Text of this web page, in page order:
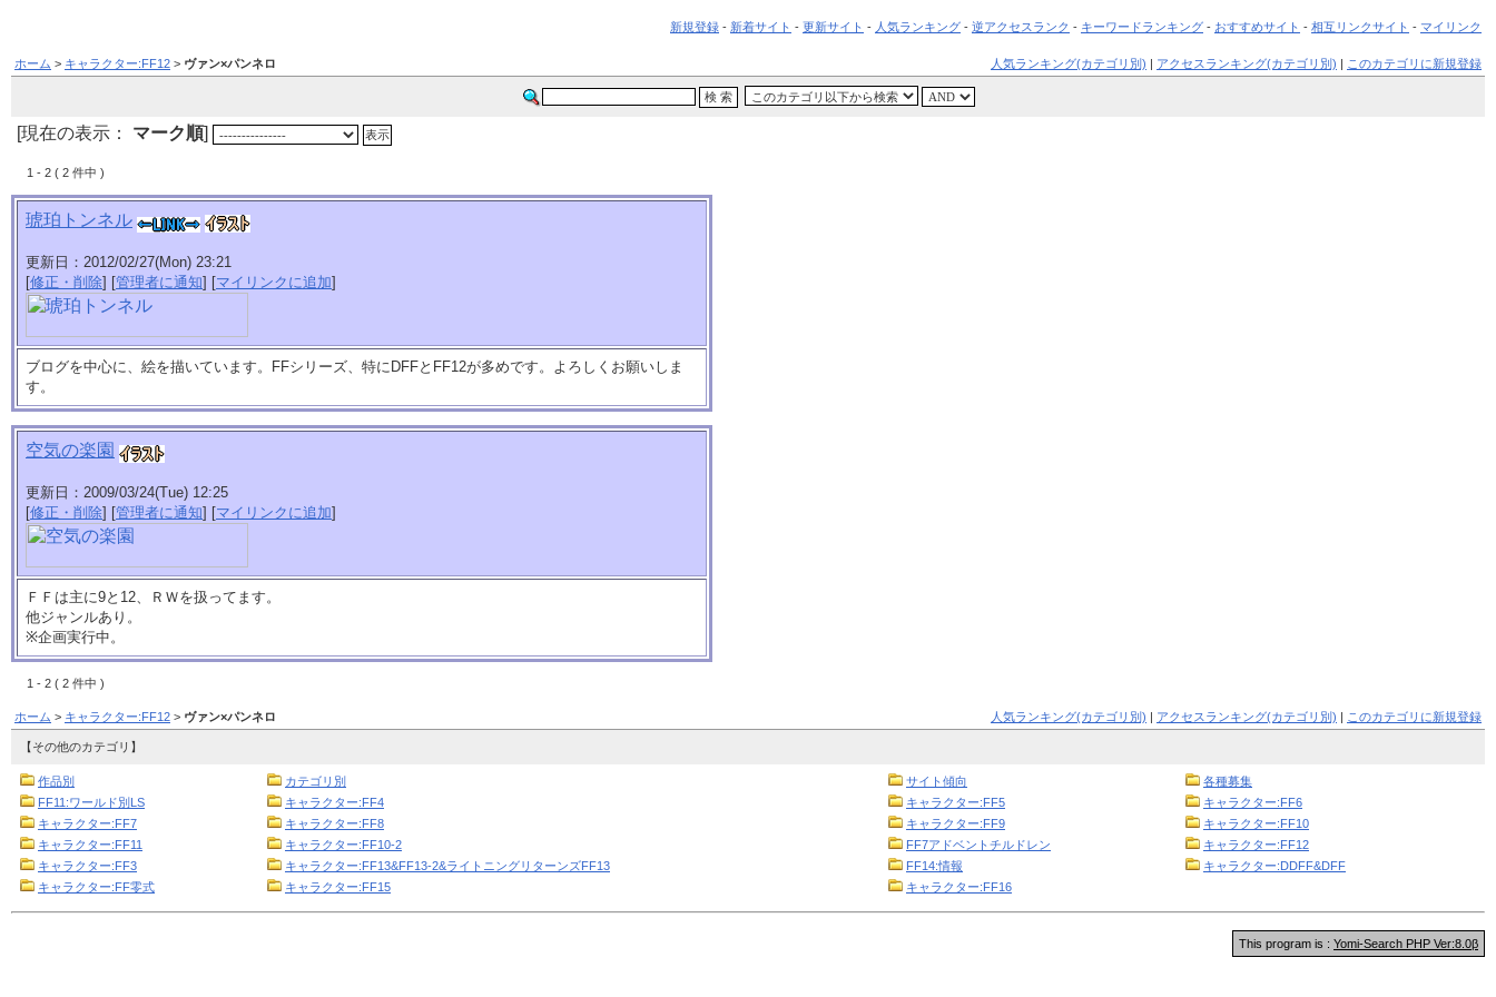
新規登録 - 新着サイト - 更新サイト - 人気ランキング - 逆アクセスランク - キーワードランキング - おすすめサイト - 相互リンクサイト - マイリンク
ホーム > キャラクター:FF12 > ヴァン×パンネロ 人気ランキング(カテゴリ別) | アクセスランキング(カテゴリ別) | このカテゴリに新規登録
[現在の表示： マーク順]
1 - 2 ( 2 件中 )
琥珀トンネル
更新日：2012/02/27(Mon) 23:21
[修正・削除] [管理者に通知] [マイリンクに追加]
ブログを中心に、絵を描いています。FFシリーズ、特にDFFとFF12が多めです。よろしくお願いしま
す。
空気の楽園
更新日：2009/03/24(Tue) 12:25
[修正・削除] [管理者に通知] [マイリンクに追加]
ＦＦは主に9と12、ＲＷを扱ってます。
他ジャンルあり。
※企画実行中。
1 - 2 ( 2 件中 )
ホーム > キャラクター:FF12 > ヴァン×パンネロ 人気ランキング(カテゴリ別) | アクセスランキング(カテゴリ別) | このカテゴリに新規登録
【その他のカテゴリ】
作品別 カテゴリ別 サイト傾向
各種募集
FF11:ワールド別LS
キャラクター:FF4 キャラクター:FF5
キャラクター:FF6
キャラクター:FF7
キャラクター:FF8 キャラクター:FF9
キャラクター:FF10
キャラクター:FF11
キャラクター:FF10-2 FF7アドベントチルドレン
キャラクター:FF12
キャラクター:FF3
キャラクター:FF13&FF13-2&ライトニングリターンズFF13 FF14:情報
キャラクター:DDFF&DFF
キャラクター:FF零式
キャラクター:FF15 キャラクター:FF16
This program is : Yomi-Search PHP Ver:8.0β